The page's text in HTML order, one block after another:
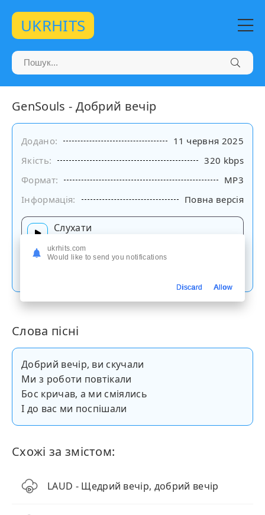
UKRHITS
GenSouls - Добрий вечір
Додано:
11 червня 2025
Якість:
320 kbps
Формат:
MP3
Інформація:
Повна версія
Слухати
Слова пісні
Добрий вечір, ви скучали
Ми з роботи повтікали
Бос кричав, а ми сміялись
І до вас ми поспішали
Схожі за змістом:
LAUD - Щедрий вечір, добрий вечір
ukrhits.com
Would like to send you notifications
Discard Allow